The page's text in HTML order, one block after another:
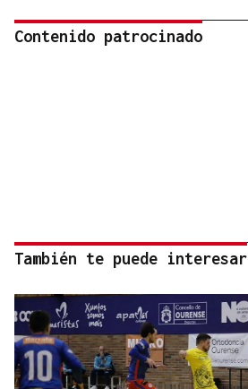
Contenido patrocinado
También te puede interesar